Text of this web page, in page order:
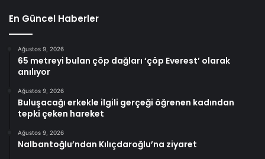
En Güncel Haberler
Ağustos 9, 2026
65 metreyi bulan çöp dağları ‘çöp Everest’ olarak
anılıyor
Ağustos 9, 2026
Buluşacağı erkekle ilgili gerçeği öğrenen kadından
tepki çeken hareket
Ağustos 9, 2026
Nalbantoğlu’ndan Kılıçdaroğlu’na ziyaret